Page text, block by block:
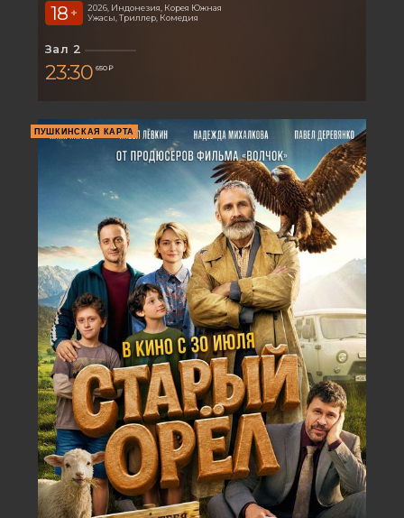
18 +
2026, Индонезия, Корея Южная
Ужасы, Триллер, Комедия
Зал 2
23:30 650 ₽
ПУШКИНСКАЯ КАРТА